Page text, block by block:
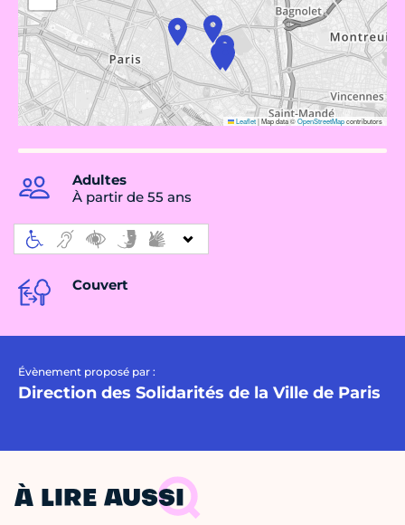
Leaflet|Map data ©OpenStreetMapcontributors
Adultes
À partir de 55 ans
Couvert
Évènement proposé par :
Direction des Solidarités de la Ville de Paris
À LIRE AUSSI